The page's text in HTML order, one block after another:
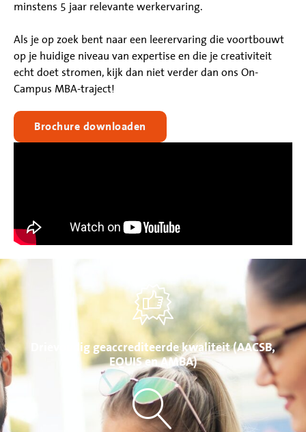
minstens 5 jaar relevante werkervaring.
Als je op zoek bent naar een leerervaring die voortbouwt
op je huidige niveau van expertise en die je creativiteit
echt doet stromen, kijk dan niet verder dan ons On-
Campus MBA-traject!
Brochure downloaden
Drievoudig geaccrediteerde kwaliteit (AACSB,
EQUIS en AMBA)